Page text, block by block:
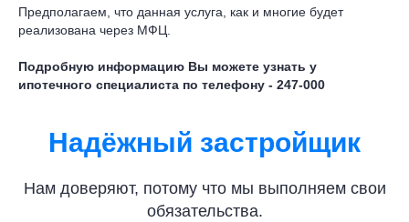
Предполагаем, что данная услуга, как и многие будет
реализована через МФЦ.
Подробную информацию Вы можете узнать у
ипотечного специалиста по телефону - 247-000
Надёжный застройщик
Нам доверяют, потому что мы выполняем свои
обязательства.